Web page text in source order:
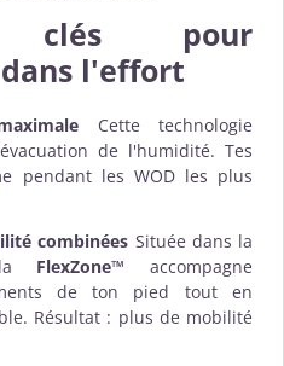
clés pour
l'effort
Cette technologie
de l'humidité. Tes
pendant les WOD les plus
combinées Située dans la
la FlexZone™ accompagne
de ton pied tout en
Résultat : plus de mobilité